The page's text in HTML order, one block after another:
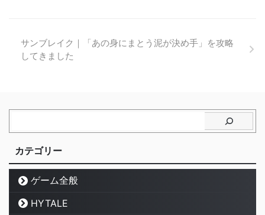
サンブレイク｜「あの身にまとう泥が決め手」を攻略
してきました
カテゴリー
ゲーム全般
HYTALE